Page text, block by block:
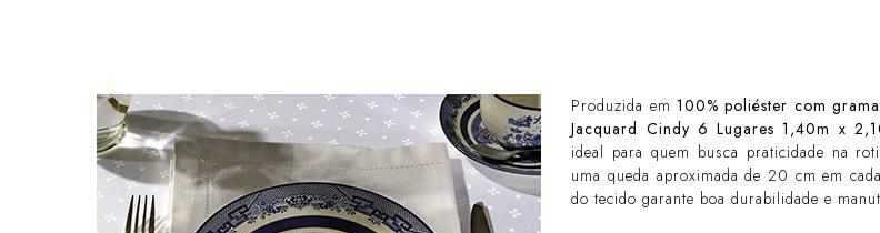
Produzida em 100% poliéster com
Jacquard Cindy 6 Lugares 1,40m x
ideal para quem busca praticidade na
uma queda aproximada de 20 cm em
do tecido garante boa durabilidade e